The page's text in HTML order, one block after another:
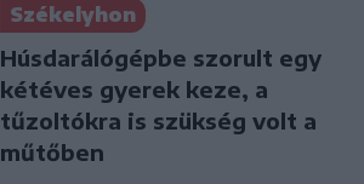
Székelyhon
Húsdarálógépbe szorult egy
kétéves gyerek keze, a
tűzoltókra is szükség volt a
műtőben